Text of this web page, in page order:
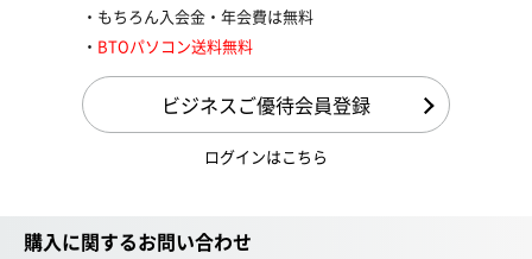
もちろん入会金・年会費は無料
BTOパソコン送料無料
ビジネスご優待会員登録
ログインはこちら
購入に関するお問い合わせ